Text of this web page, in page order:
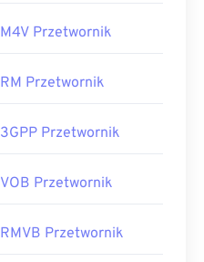
M4V Przetwornik
RM Przetwornik
3GPP Przetwornik
VOB Przetwornik
RMVB Przetwornik